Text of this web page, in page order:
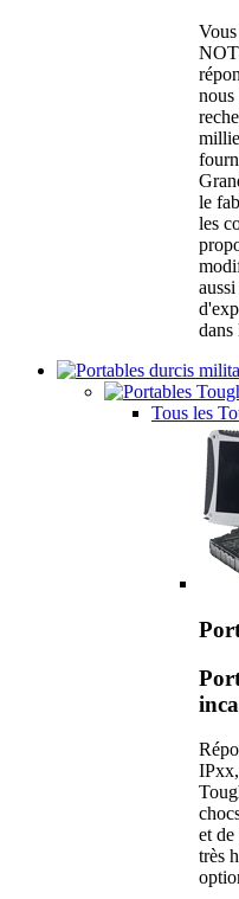
nous
le
les
dans
Tous les
et de
très